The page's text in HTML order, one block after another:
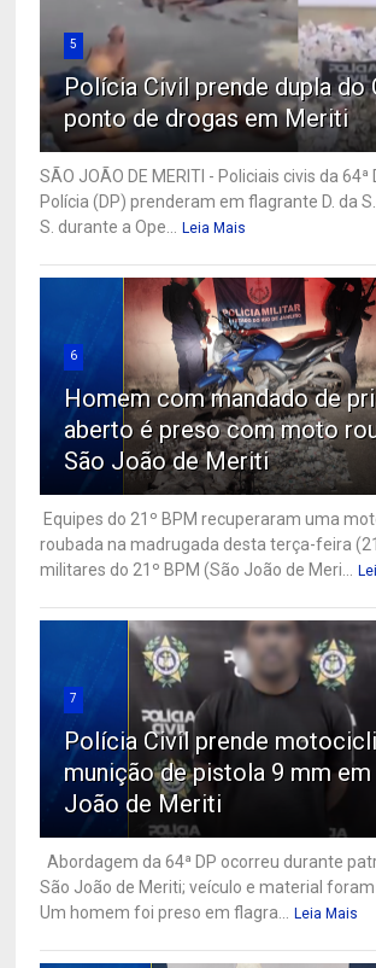
5
Polícia Civil prende dupla do
ponto de drogas em Meriti
SÃO JOÃO DE MERITI - Policiais civis da 64ª
Polícia (DP) prenderam em flagrante D. da S.
S. durante a Ope...
Leia Mais
6
Homem com mandado de
aberto é preso com moto
São João de Meriti
Equipes do 21º BPM recuperaram uma
roubada na madrugada desta terça-feira
militares do 21º BPM (São João de Meri...
7
Polícia Civil prende
munição de pistola 9 mm em
João de Meriti
Abordagem da 64ª DP ocorreu durante
São João de Meriti; veículo e material
Um homem foi preso em flagra...
Leia Mais